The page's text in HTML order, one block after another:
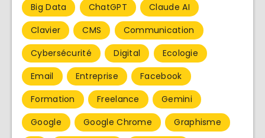
Big Data
ChatGPT
Claude AI
Clavier
CMS
Communication
Cybersécurité
Digital
Ecologie
Email
Entreprise
Facebook
Formation
Freelance
Gemini
Google
Google Chrome
Graphisme